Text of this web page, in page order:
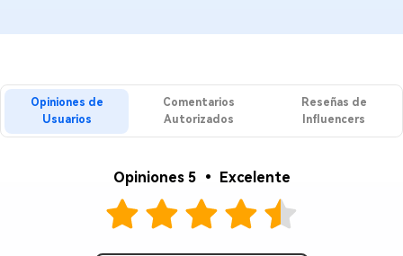
Opiniones de
Usuarios
Comentarios
Autorizados
Reseñas de
Influencers
Opiniones 5 • Excelente